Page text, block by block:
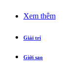
Xem thêm
Giải trí
Giới sao